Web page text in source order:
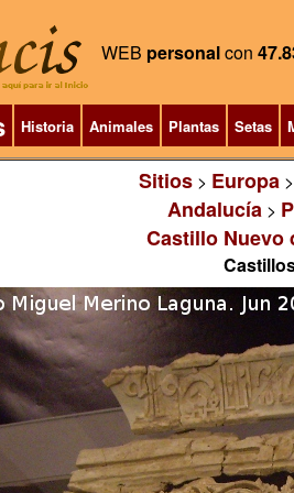
WEB personalcon
Historia Animales Plantas Setas
Sitios> Europa
Andalucía >
Castillo Nuevo